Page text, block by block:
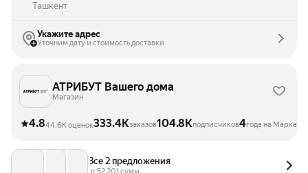
Ташкент
Укажите адрес
Уточним дату и стоимость доставки
АТРИБУТ Вашего дома
Магазин
4.844.6K оценок333.4Kзаказов104.8Kподписчиков4года на Маркете
Все 2 предложения